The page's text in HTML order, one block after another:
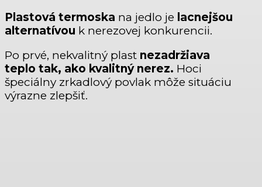
Plastová termoska na jedlo je lacnejšou
alternatívou k nerezovej konkurencii.
Po prvé, nekvalitný plast nezadržiava
teplo tak, ako kvalitný nerez. Hoci
špeciálny zrkadlový povlak môže situáciu
výrazne zlepšiť.